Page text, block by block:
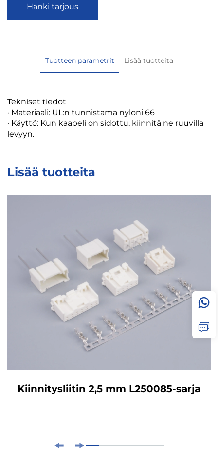
Hanki tarjous
Tuotteen parametrit Lisää tuotteita
Tekniset tiedot
· Materiaali: UL:n tunnistama nyloni 66
· Käyttö: Kun kaapeli on sidottu, kiinnitä ne ruuvilla
levyyn.
Lisää tuotteita
Kiinnitysliitin 2,5 mm L250085-sarja